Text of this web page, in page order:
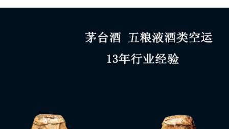
红酒空运
专业运输